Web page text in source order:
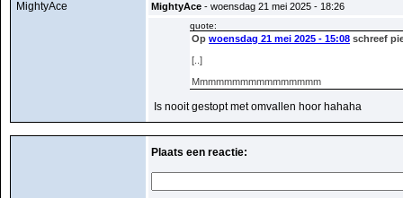
MightyAce MightyAce - woensdag 21 mei 2025 - 18:26
quote:
Op woensdag 21 mei 2025 - 15:08 schreef
[..]
Mmmmmmmmmmmmmmmm
Is nooit gestopt met omvallen hoor hahaha
Plaats een reactie: